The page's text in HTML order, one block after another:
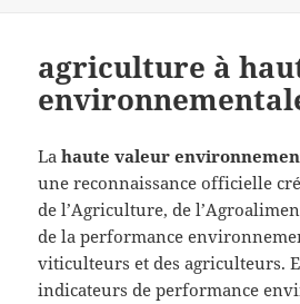
agriculture à
Lahaute valeur
une reconnaissance officielle
de l’Agriculture, de
de la performance
viticulteurs et des agriculteurs.
indicateurs de performance